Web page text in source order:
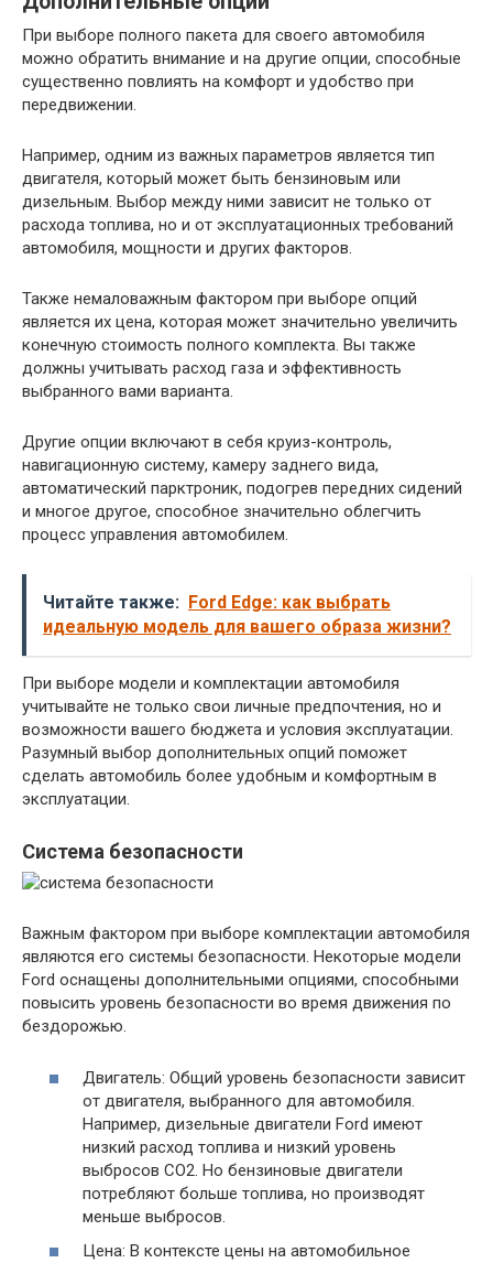
При выборе полного пакета для своего автомобиля
можно обратить внимание и на другие опции, способные
существенно повлиять на комфорт и удобство при
передвижении.
Например, одним из важных параметров является тип
двигателя, который может быть бензиновым или
дизельным. Выбор между ними зависит не только от
расхода топлива, но и от эксплуатационных требований
автомобиля, мощности и других факторов.
Также немаловажным фактором при выборе опций
является их цена, которая может значительно увеличить
конечную стоимость полного комплекта. Вы также
должны учитывать расход газа и эффективность
выбранного вами варианта.
Другие опции включают в себя круиз-контроль,
навигационную систему, камеру заднего вида,
автоматический парктроник, подогрев передних сидений
и многое другое, способное значительно облегчить
процесс управления автомобилем.
Читайте также: Ford Edge: как выбрать
идеальную модель для вашего образа жизни?
При выборе модели и комплектации автомобиля
учитывайте не только свои личные предпочтения, но и
возможности вашего бюджета и условия эксплуатации.
Разумный выбор дополнительных опций поможет
сделать автомобиль более удобным и комфортным в
эксплуатации.
Система безопасности
Важным фактором при выборе комплектации автомобиля
являются его системы безопасности. Некоторые модели
Ford оснащены дополнительными опциями, способными
повысить уровень безопасности во время движения по
бездорожью.
Двигатель: Общий уровень безопасности зависит
от двигателя, выбранного для автомобиля.
Например, дизельные двигатели Ford имеют
низкий расход топлива и низкий уровень
выбросов CO2. Но бензиновые двигатели
потребляют больше топлива, но производят
меньше выбросов.
Цена: В контексте цены на автомобильное